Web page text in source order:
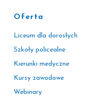
Oferta
Liceum dla dorosłych
Szkoły policealne
Kierunki medyczne
Kursy zawodowe
Webinary